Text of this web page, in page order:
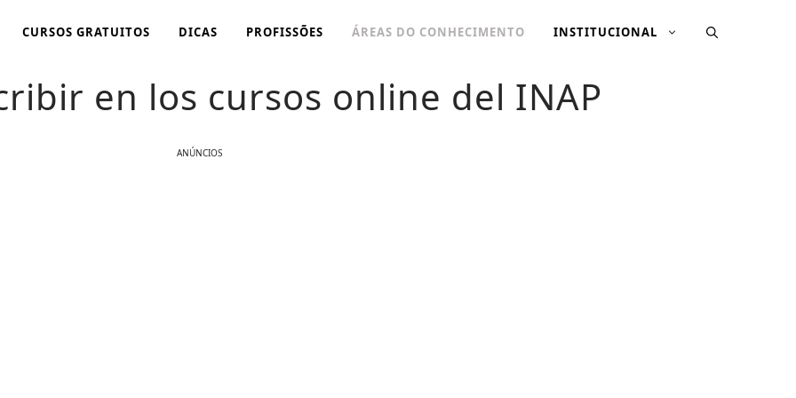
CURSOS GRATUITOS DICAS PROFISSÕES ÁREAS DO CONHECIMENTO INSTITUCIONAL
en los cursos online del INAP
ANÚNCIOS